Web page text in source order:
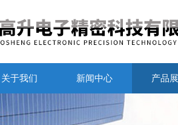
关于我们 新闻中心 产品